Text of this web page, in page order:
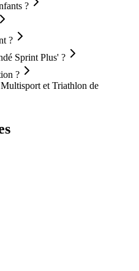
?
?
Sprint Plus' ?
?
et Triathlon de